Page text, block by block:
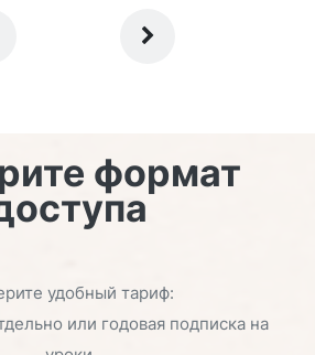
формат
удобный тариф:
или годовая подписка на